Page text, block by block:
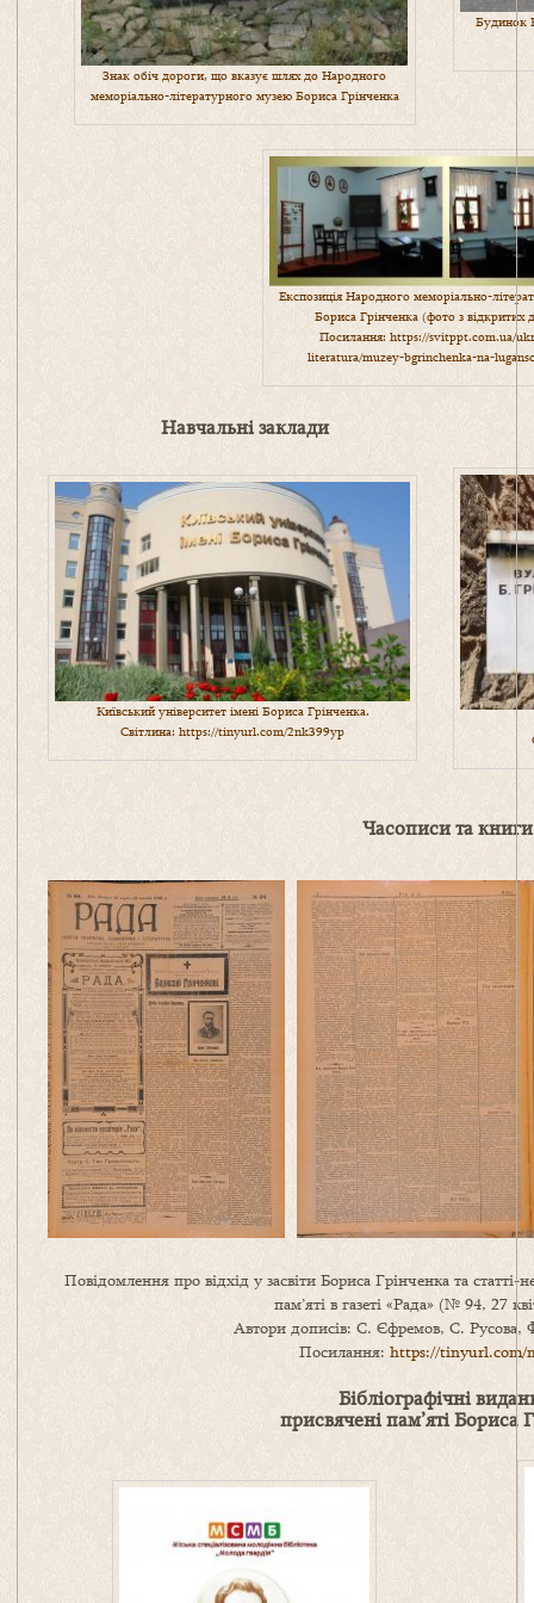
Знак обіч дороги, що вказує шлях до Народного
меморіально-літературного музею Бориса Грінченка
Будинок
Експозиція Народного меморіально-
Бориса Грінченка (фото з відкритих
Посилання: https://svitppt.com.ua/
literatura/muzey-bgrinchenka-na-
Навчальні заклади
Київський університет імені Бориса Грінченка.
Світлина: https://tinyurl.com/2nk399yp
Часописи та книги
Повідомлення про відхід у засвіти Бориса Грінченка та
пам’яті в газеті «Рада» (№ 94, 27
Автори дописів: С. Єфремов, С. Русова,
Посилання: https://tinyurl.com/
Бібліографічні
присвячені пам’яті Бориса